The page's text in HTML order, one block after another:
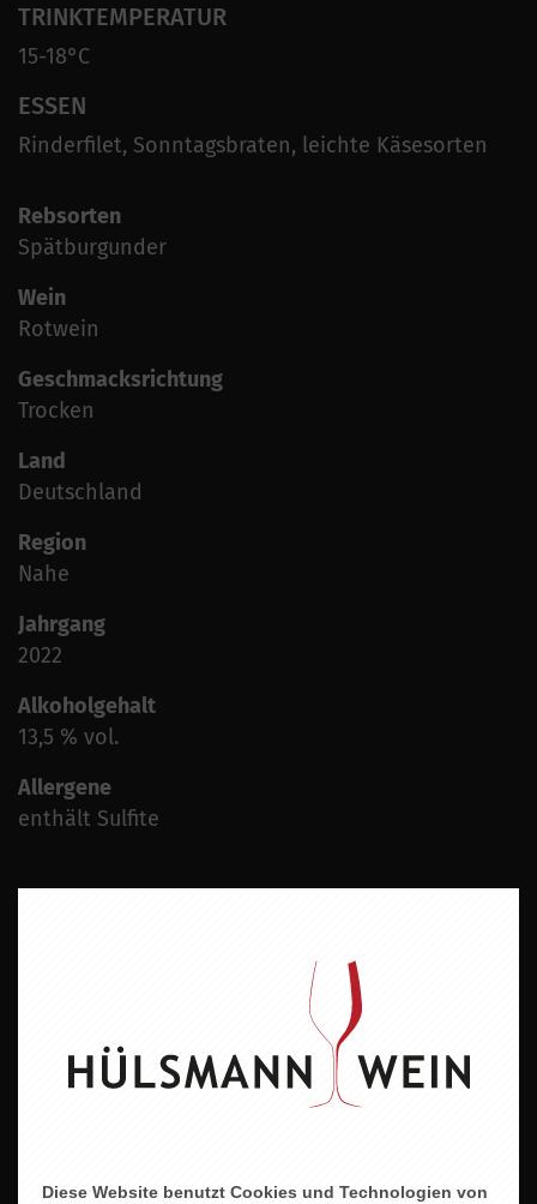
TRINKTEMPERATUR
15-18°C
ESSEN
Rinderfilet, Sonntagsbraten, leichte Käsesorten
Rebsorten
Spätburgunder
Wein
Rotwein
Geschmacksrichtung
Trocken
Land
Deutschland
Region
Nahe
Jahrgang
2022
Alkoholgehalt
13,5 % vol.
Allergene
enthält Sulfite
ZU DIESEM PRODUKT PASST ...
Diese Website benutzt Cookies und Technologien von